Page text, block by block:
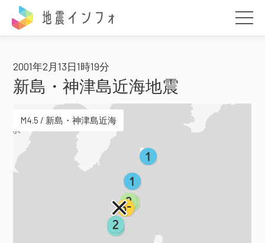
2001年2月13日1時19分
新島・神津島近海地震
M4.5 / 新島・神津島近海